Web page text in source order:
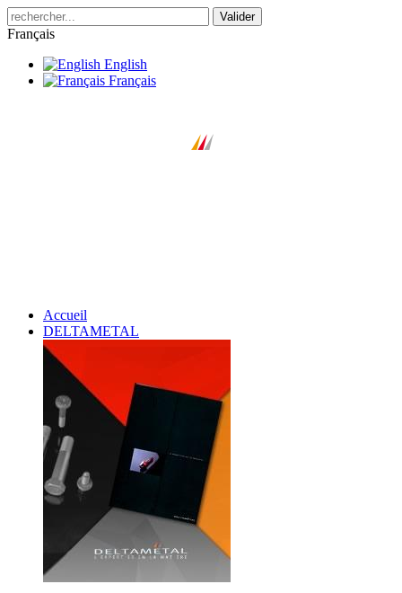
Valider
Français
English
Français
Accueil
DELTAMETAL